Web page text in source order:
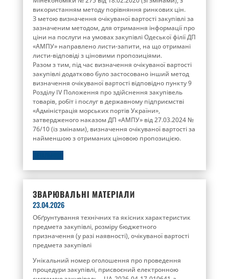
використанням методу порівняння ринкових цін.
З метою визначення очікуваної вартості закупівлі за
зазначеним методом, для отримання інформації про
ціни на послуги на умовах закупівлі Одеської філії ДП
«АМПУ» направлено листи-запити, на що отримані
листи-відповіді з ціновими пропозиціями.
Разом з тим, під час визначення очікуваної вартості
закупівлі додатково було застосовано інший метод
визначення очікуваної вартості відповідно пункту 9
Розділу IV Положення про здійснення закупівель
товарів, робіт і послуг в державному підприємстві
«Адміністрація морських портів України»,
затвердженого наказом ДП «АМПУ» від 27.03.2024 №
76/10 (із змінами), визначення очікуваної вартості за
найменшою з отриманих ціновою пропозицією.
ЗВАРЮВАЛЬНІ МАТЕРІАЛИ
23.04.2026
Обґрунтування технічних та якісних характеристик
предмета закупівлі, розміру бюджетного
призначення (у разі наявності), очікуваної вартості
предмета закупівлі
Унікальний номер оголошення про проведення
процедури закупівлі, присвоєний електронною